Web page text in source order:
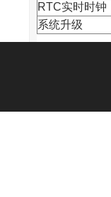
RTC实时时钟
系统升级